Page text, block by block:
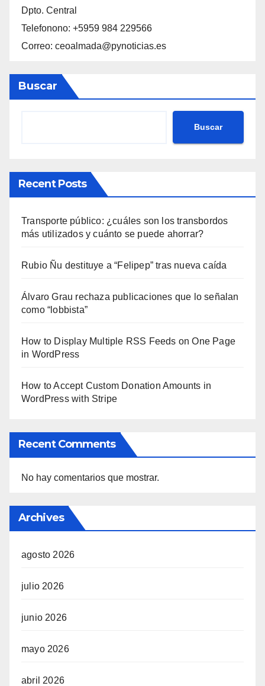
Dpto. Central
Telefonono: +5959 984 229566
Correo: ceoalmada@pynoticias.es
Buscar
Buscar
Recent Posts
Transporte público: ¿cuáles son los transbordos
más utilizados y cuánto se puede ahorrar?
Rubio Ñu destituye a “Felipep” tras nueva caída
Álvaro Grau rechaza publicaciones que lo señalan
como “lobbista”
How to Display Multiple RSS Feeds on One Page
in WordPress
How to Accept Custom Donation Amounts in
WordPress with Stripe
Recent Comments
No hay comentarios que mostrar.
Archives
agosto 2026
julio 2026
junio 2026
mayo 2026
abril 2026